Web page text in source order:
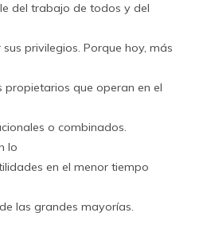
del trabajo de todos y del
privilegios. Porque hoy, más
propietarios que operan en el
o combinados.
lo
en el menor tiempo
las grandes mayorías.